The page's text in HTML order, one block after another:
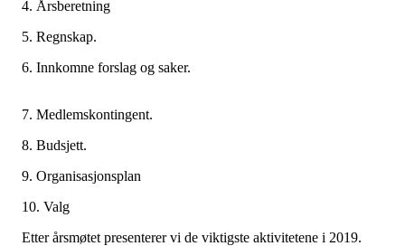
4. Årsberetning
5. Regnskap.
6. Innkomne forslag og
7. Medlemskontingent.
8. Budsjett.
9. Organisasjonsplan
10. Valg
Etter årsmøtet presenterer vi de viktigste aktivitetene i 2019.